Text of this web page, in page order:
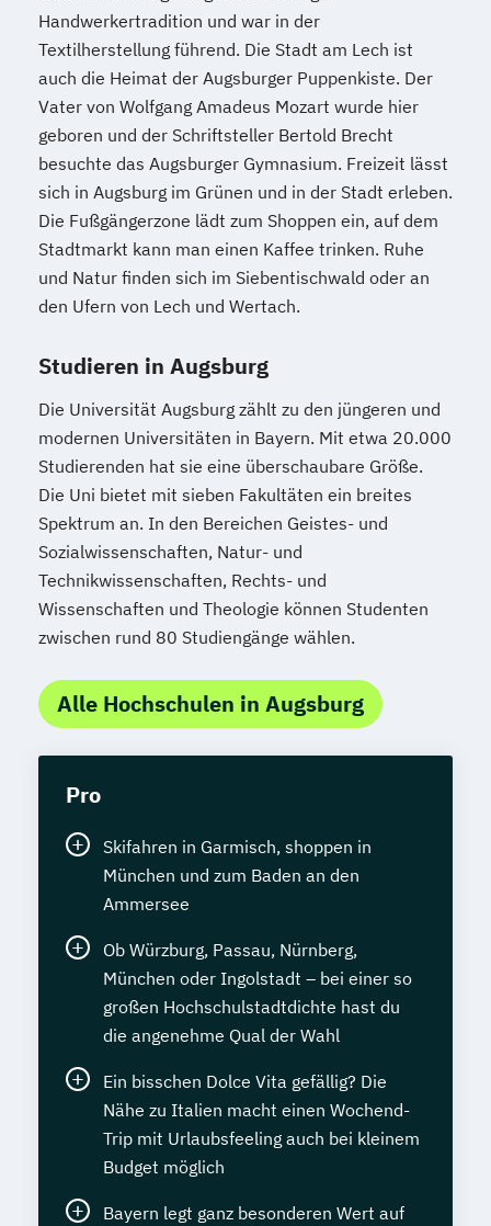
Handwerkertradition und war in der
Textilherstellung führend. Die Stadt am Lech ist
auch die Heimat der Augsburger Puppenkiste. Der
Vater von Wolfgang Amadeus Mozart wurde hier
geboren und der Schriftsteller Bertold Brecht
besuchte das Augsburger Gymnasium. Freizeit lässt
sich in Augsburg im Grünen und in der Stadt erleben.
Die Fußgängerzone lädt zum Shoppen ein, auf dem
Stadtmarkt kann man einen Kaffee trinken. Ruhe
und Natur finden sich im Siebentischwald oder an
den Ufern von Lech und Wertach.
Studieren in Augsburg
Die Universität Augsburg zählt zu den jüngeren und
modernen Universitäten in Bayern. Mit etwa 20.000
Studierenden hat sie eine überschaubare Größe.
Die Uni bietet mit sieben Fakultäten ein breites
Spektrum an. In den Bereichen Geistes- und
Sozialwissenschaften, Natur- und
Technikwissenschaften, Rechts- und
Wissenschaften und Theologie können Studenten
zwischen rund 80 Studiengänge wählen.
Alle Hochschulen in Augsburg
Pro
Skifahren in Garmisch, shoppen in
München und zum Baden an den
Ammersee
Ob Würzburg, Passau, Nürnberg,
München oder Ingolstadt – bei einer so
großen Hochschulstadtdichte hast du
die angenehme Qual der Wahl
Ein bisschen Dolce Vita gefällig? Die
Nähe zu Italien macht einen Wochend-
Trip mit Urlaubsfeeling auch bei kleinem
Budget möglich
Bayern legt ganz besonderen Wert auf